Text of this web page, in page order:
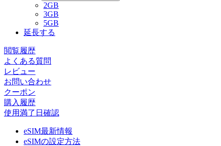
2GB
3GB
5GB
延長する
閲覧履歴
よくある質問
レビュー
お問い合わせ
クーポン
購入履歴
使用満了日確認
eSIM最新情報
eSIMの設定方法